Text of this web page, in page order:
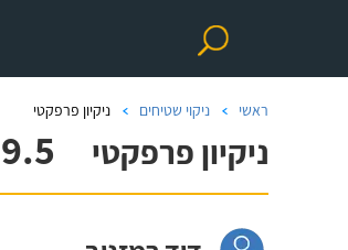
ראשי ניקוי שטיחים ניקיון פרפקטי
ניקיון פרפקטי 9.5